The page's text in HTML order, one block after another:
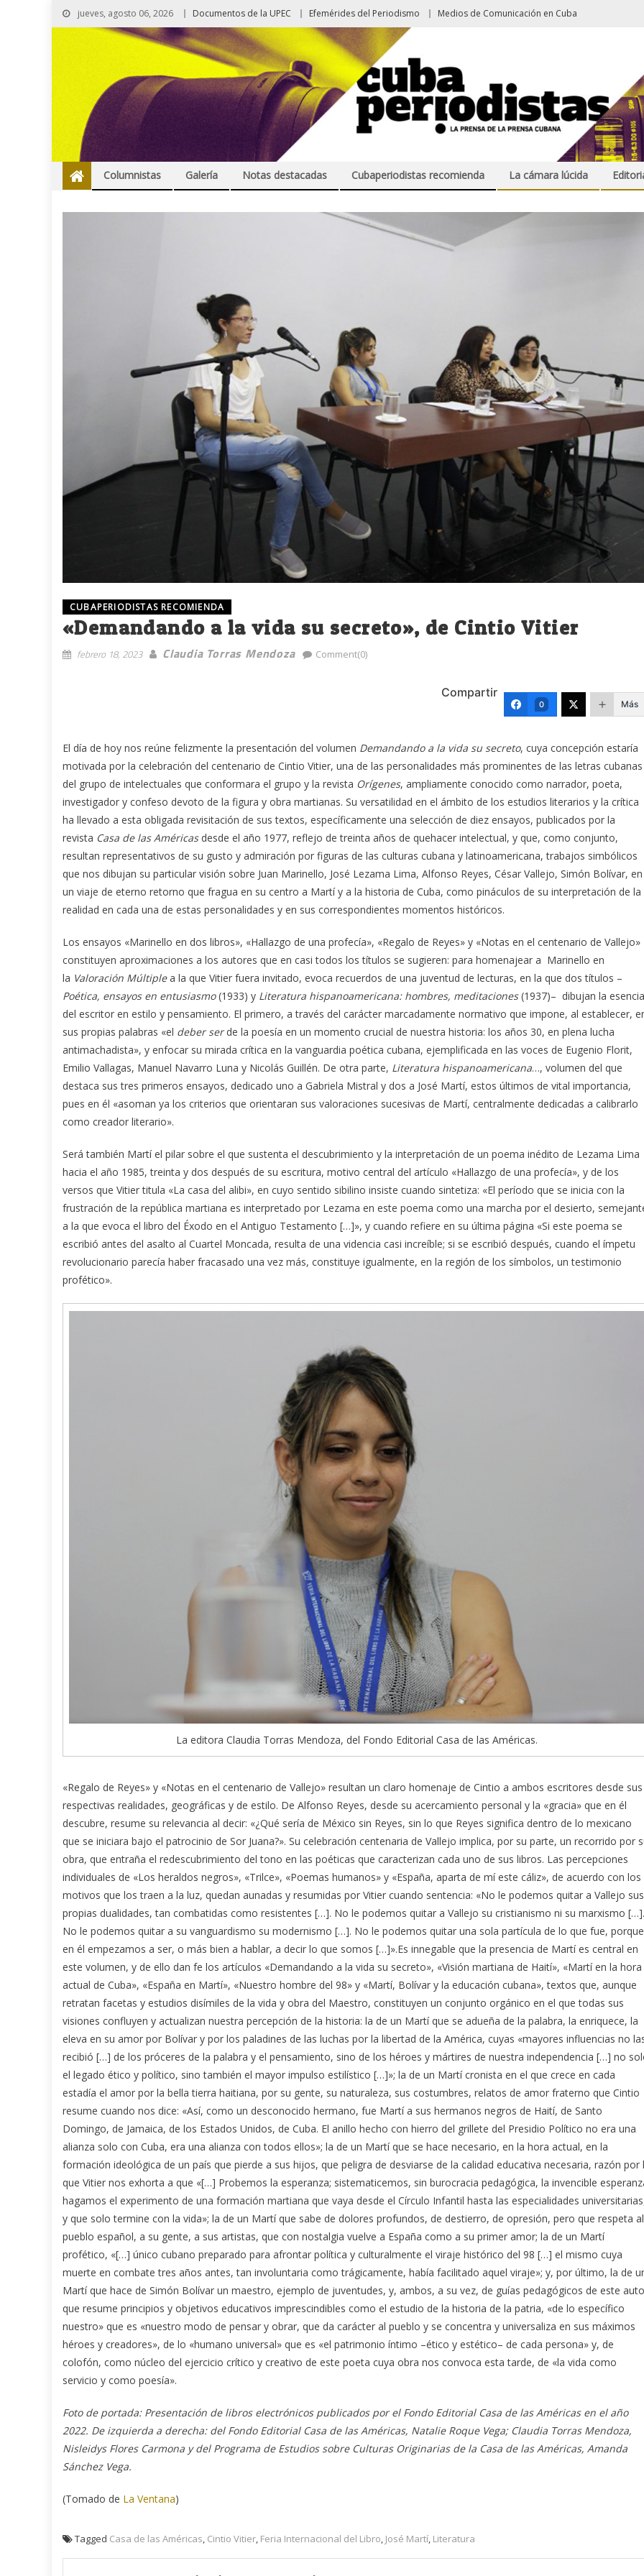
jueves, agosto 06, 2026 Documentos de la UPEC Efemérides del Periodismo Medios de Comunicación en Cuba
Columnistas Galería Notas destacadas Cubaperiodistas recomienda La cámara lúcida
CUBAPERIODISTAS RECOMIENDA
«Demandando a la vida su secreto», de Cintio Vitier
febrero 18, 2023 Claudia Torras Mendoza Comment(0)
Compartir
0 Más
El día de hoy nos reúne felizmente la presentación del volumen Demandando a la vida su secreto, cuya concepción estaría
motivada por la celebración del centenario de Cintio Vitier, una de las personalidades más prominentes de las letras
del grupo de intelectuales que conformara el grupo y la revista Orígenes, ampliamente conocido como narrador, poeta,
investigador y confeso devoto de la figura y obra martianas. Su versatilidad en el ámbito de los estudios literarios y la crítica
ha llevado a esta obligada revisitación de sus textos, específicamente una selección de diez ensayos, publicados por la
revista Casa de las Américasdesde el año 1977, reflejo de treinta años de quehacer intelectual, y que, como conjunto,
resultan representativos de su gusto y admiración por figuras de las culturas cubana y latinoamericana, trabajos simbólicos
que nos dibujan su particular visión sobre Juan Marinello, José Lezama Lima, Alfonso Reyes, César Vallejo, Simón Bolívar, en
un viaje de eterno retorno que fragua en su centro a Martí y a la historia de Cuba, como pináculos de su interpretación de la
realidad en cada una de estas personalidades y en sus correspondientes momentos históricos.
Los ensayos «Marinello en dos libros», «Hallazgo de una profecía», «Regalo de Reyes» y «Notas en el centenario de Vallejo»
constituyen aproximaciones a los autores que en casi todos los títulos se sugieren: para homenajear a Marinello en
la Valoración Múltiplea la que Vitier fuera invitado, evoca recuerdos de una juventud de lecturas, en la que dos títulos –
Poética, ensayos en entusiasmo(1933) y Literatura hispanoamericana: hombres, meditaciones(1937)– dibujan la esencia
del escritor en estilo y pensamiento. El primero, a través del carácter marcadamente normativo que impone, al establecer,
sus propias palabras «el deber serde la poesía en un momento crucial de nuestra historia: los años 30, en plena lucha
antimachadista», y enfocar su mirada crítica en la vanguardia poética cubana, ejemplificada en las voces de Eugenio Florit,
Emilio Vallagas, Manuel Navarro Luna y Nicolás Guillén. De otra parte, Literatura hispanoamericana…, volumen del que
destaca sus tres primeros ensayos, dedicado uno a Gabriela Mistral y dos a José Martí, estos últimos de vital importancia,
pues en él «asoman ya los criterios que orientaran sus valoraciones sucesivas de Martí, centralmente dedicadas a calibrarlo
como creador literario».
Será también Martí el pilar sobre el que sustenta el descubrimiento y la interpretación de un poema inédito de Lezama Lima
hacia el año 1985, treinta y dos después de su escritura, motivo central del artículo «Hallazgo de una profecía», y de los
versos que Vitier titula «La casa del alibi», en cuyo sentido sibilino insiste cuando sintetiza: «El período que se inicia con la
frustración de la república martiana es interpretado por Lezama en este poema como una marcha por el desierto,
a la que evoca el libro del Éxodo en el Antiguo Testamento […]», y cuando refiere en su última página «Si este poema se
escribió antes del asalto al Cuartel Moncada, resulta de una videncia casi increíble; si se escribió después, cuando el ímpetu
revolucionario parecía haber fracasado una vez más, constituye igualmente, en la región de los símbolos, un testimonio
profético».
La editora Claudia Torras Mendoza, del Fondo Editorial Casa de las Américas.
«Regalo de Reyes» y «Notas en el centenario de Vallejo» resultan un claro homenaje de Cintio a ambos escritores desde sus
respectivas realidades, geográficas y de estilo. De Alfonso Reyes, desde su acercamiento personal y la «gracia» que en él
descubre, resume su relevancia al decir: «¿Qué sería de México sin Reyes, sin lo que Reyes significa dentro de lo mexicano
que se iniciara bajo el patrocinio de Sor Juana?». Su celebración centenaria de Vallejo implica, por su parte, un recorrido por
obra, que entraña el redescubrimiento del tono en las poéticas que caracterizan cada uno de sus libros. Las percepciones
individuales de «Los heraldos negros», «Trilce», «Poemas humanos» y «España, aparta de mí este cáliz», de acuerdo con los
motivos que los traen a la luz, quedan aunadas y resumidas por Vitier cuando sentencia: «No le podemos quitar a Vallejo sus
propias dualidades, tan combatidas como resistentes […]. No le podemos quitar a Vallejo su cristianismo ni su marxismo […].
No le podemos quitar a su vanguardismo su modernismo […]. No le podemos quitar una sola partícula de lo que fue, porque
en él empezamos a ser, o más bien a hablar, a decir lo que somos […]».Es innegable que la presencia de Martí es central en
este volumen, y de ello dan fe los artículos «Demandando a la vida su secreto», «Visión martiana de Haití», «Martí en la hora
actual de Cuba», «España en Martí», «Nuestro hombre del 98» y «Martí, Bolívar y la educación cubana», textos que, aunque
retratan facetas y estudios disímiles de la vida y obra del Maestro, constituyen un conjunto orgánico en el que todas sus
visiones confluyen y actualizan nuestra percepción de la historia: la de un Martí que se adueña de la palabra, la enriquece, la
eleva en su amor por Bolívar y por los paladines de las luchas por la libertad de la América, cuyas «mayores influencias no
recibió […] de los próceres de la palabra y el pensamiento, sino de los héroes y mártires de nuestra independencia […] no
el legado ético y político, sino también el mayor impulso estilístico […]»; la de un Martí cronista en el que crece en cada
estadía el amor por la bella tierra haitiana, por su gente, su naturaleza, sus costumbres, relatos de amor fraterno que Cintio
resume cuando nos dice: «Así, como un desconocido hermano, fue Martí a sus hermanos negros de Haití, de Santo
Domingo, de Jamaica, de los Estados Unidos, de Cuba. El anillo hecho con hierro del grillete del Presidio Político no era una
alianza solo con Cuba, era una alianza con todos ellos»; la de un Martí que se hace necesario, en la hora actual, en la
formación ideológica de un país que pierde a sus hijos, que peligra de desviarse de la calidad educativa necesaria, razón por
que Vitier nos exhorta a que «[…] Probemos la esperanza; sistematicemos, sin burocracia pedagógica, la invencible
hagamos el experimento de una formación martiana que vaya desde el Círculo Infantil hasta las especialidades
y que solo termine con la vida»; la de un Martí que sabe de dolores profundos, de destierro, de opresión, pero que respeta al
pueblo español, a su gente, a sus artistas, que con nostalgia vuelve a España como a su primer amor; la de un Martí
profético, «[…] único cubano preparado para afrontar política y culturalmente el viraje histórico del 98 […] el mismo cuya
muerte en combate tres años antes, tan involuntaria como trágicamente, había facilitado aquel viraje»; y, por último, la de
Martí que hace de Simón Bolívar un maestro, ejemplo de juventudes, y, ambos, a su vez, de guías pedagógicos de este
que resume principios y objetivos educativos imprescindibles como el estudio de la historia de la patria, «de lo específico
nuestro» que es «nuestro modo de pensar y obrar, que da carácter al pueblo y se concentra y universaliza en sus máximos
héroes y creadores», de lo «humano universal» que es «el patrimonio íntimo –ético y estético– de cada persona» y, de
colofón, como núcleo del ejercicio crítico y creativo de este poeta cuya obra nos convoca esta tarde, de «la vida como
servicio y como poesía».
Foto de portada: Presentación de libros electrónicos publicados por el Fondo Editorial Casa de las Américas en el año
2022. De izquierda a derecha: del Fondo Editorial Casa de las Américas, Natalie Roque Vega; Claudia Torras Mendoza,
Nisleidys Flores Carmona y del Programa de Estudios sobre Culturas Originarias de la Casa de las Américas, Amanda
Sánchez Vega.
(Tomado de La Ventana)
Tagged Casa de las Américas, Cintio Vitier, Feria Internacional del Libro, José Martí, Literatura